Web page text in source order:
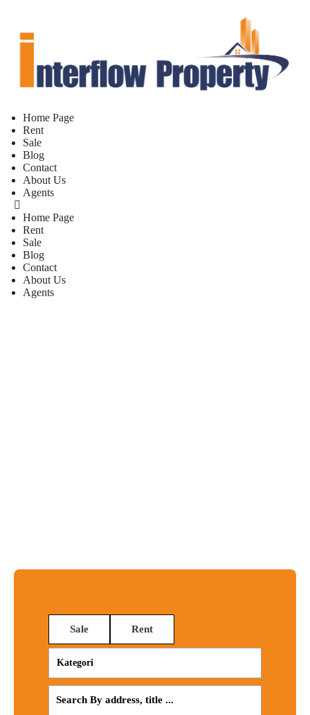
Home Page
Rent
Sale
Blog
Contact
About Us
Agents
Home Page
Rent
Sale
Blog
Contact
About Us
Agents
Sale Rent